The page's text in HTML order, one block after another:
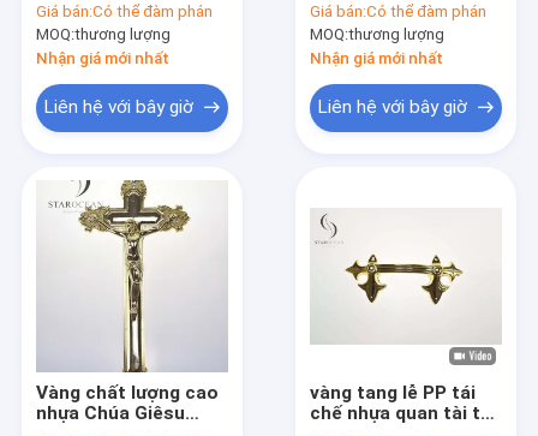
Giá bán:Có thể đàm phán
MOQ:thương lượng
Nhận giá mới nhất
Liên hệ với bây giờ
phụ kiện chôn cất
SW-A
Giá bán:Có thể đàm phán
MOQ:thương lượng
Nhận giá mới nhất
Liên hệ với bây giờ
Vàng chất lượng cao
nhựa Chúa Giêsu
vàng tang lễ PP tái
chế nhựa quan tài tay